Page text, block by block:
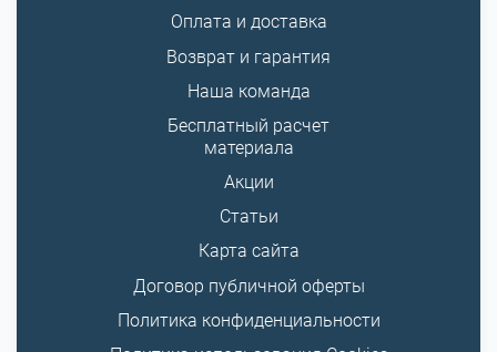
Оплата и доставка
Возврат и гарантия
Наша команда
Бесплатный расчет
материала
Акции
Статьи
Карта сайта
Договор публичной оферты
Политика конфиденциальности